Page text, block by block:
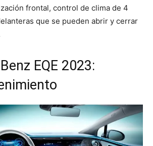
frontal, control de clima de 4
que se pueden abrir y cerrar
EQE 2023: